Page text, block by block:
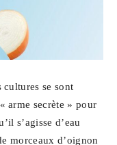
cultures se sont
arme secrète » pour
s’agisse d’eau
morceaux d’oignon